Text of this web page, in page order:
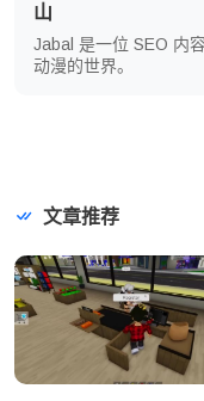
山
Jabal 是一位 SEO 内
动漫的世界。
文章推荐